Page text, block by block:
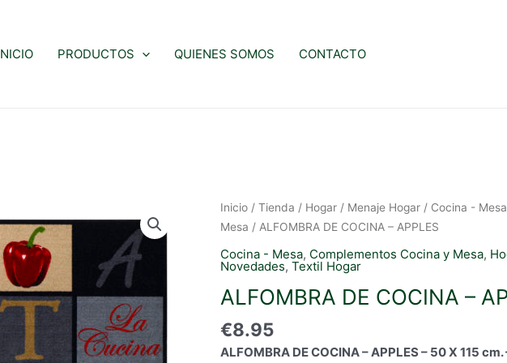
PRODUCTOS QUIENES SOMOS CONTACTO
Inicio / Tienda / Hogar / Menaje Hogar / Cocina - Mesa
Mesa / ALFOMBRA DE COCINA – APPLES
Cocina - Mesa, Complementos Cocina y Mesa,
Novedades, Textil Hogar
ALFOMBRA DE COCINA –
€8.95
ALFOMBRA DE COCINA – APPLES – 50 X 115